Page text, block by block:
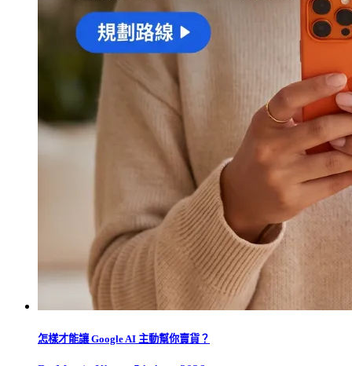
怎樣才能讓 Google AI 主動幫你賣貨？